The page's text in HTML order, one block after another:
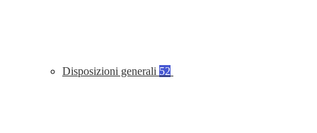
Disposizioni generali 52